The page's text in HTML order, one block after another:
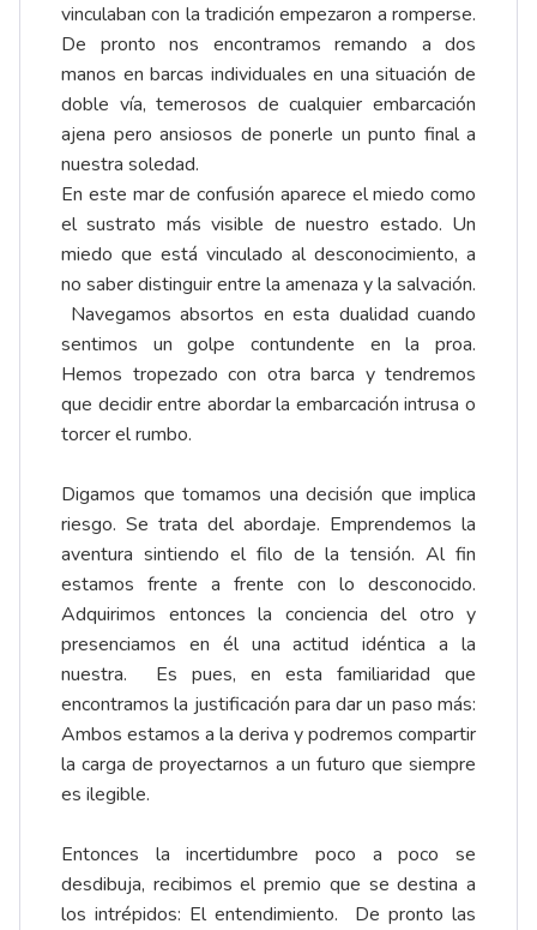
vinculaban con la tradición empezaron a romperse.
De pronto nos encontramos remando a dos
manos en barcas individuales en una situación de
doble vía, temerosos de cualquier embarcación
ajena pero ansiosos de ponerle un punto final a
nuestra soledad.
En este mar de confusión aparece el miedo como
el sustrato más visible de nuestro estado. Un
miedo que está vinculado al desconocimiento, a
no saber distinguir entre la amenaza y la salvación.
Navegamos absortos en esta dualidad cuando
sentimos un golpe contundente en la proa.
Hemos tropezado con otra barca y tendremos
que decidir entre abordar la embarcación intrusa o
torcer el rumbo.
Digamos que tomamos una decisión que implica
riesgo. Se trata del abordaje. Emprendemos la
aventura sintiendo el filo de la tensión. Al fin
estamos frente a frente con lo desconocido.
Adquirimos entonces la conciencia del otro y
presenciamos en él una actitud idéntica a la
nuestra. Es pues, en esta familiaridad que
encontramos la justificación para dar un paso más:
Ambos estamos a la deriva y podremos compartir
la carga de proyectarnos a un futuro que siempre
es ilegible.
Entonces la incertidumbre poco a poco se
desdibuja, recibimos el premio que se destina a
los intrépidos: El entendimiento. De pronto las